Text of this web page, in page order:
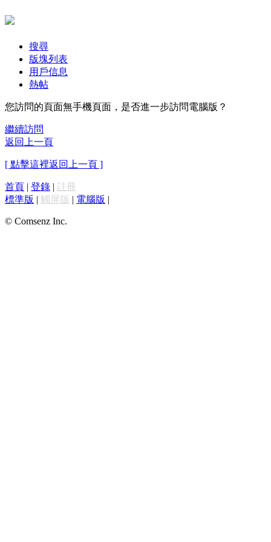
搜尋
版塊列表
用戶信息
熱帖
您訪問的頁面無手機頁面，是否進一步訪問電腦版？
繼續訪問
返回上一頁
[ 點擊這裡返回上一頁 ]
首頁 | 登錄 | 註冊
標準版 | 觸屏版 | 電腦版 |
© Comsenz Inc.